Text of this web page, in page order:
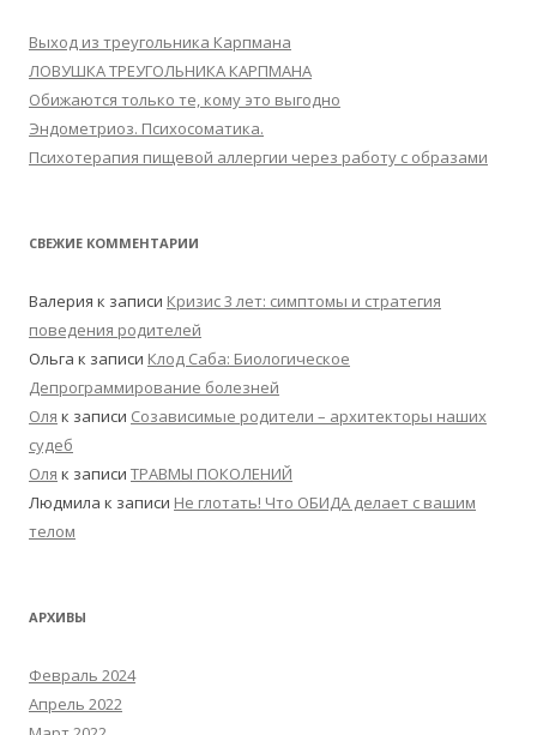
Выход из треугольника Карпмана
ЛОВУШКА ТРЕУГОЛЬНИКА КАРПМАНА
Обижаются только те, кому это выгодно
Эндометриоз. Психосоматика.
Психотерапия пищевой аллергии через работу с образами
СВЕЖИЕ КОММЕНТАРИИ
Валерия к записи Кризис 3 лет: симптомы и стратегия
поведения родителей
Ольга к записи Клод Саба: Биологическое
Депрограммирование болезней
Оля к записи Созависимые родители – архитекторы наших
судеб
Оля к записи ТРАВМЫ ПОКОЛЕНИЙ
Людмила к записи Не глотать! Что ОБИДА делает с вашим
телом
АРХИВЫ
Февраль 2024
Апрель 2022